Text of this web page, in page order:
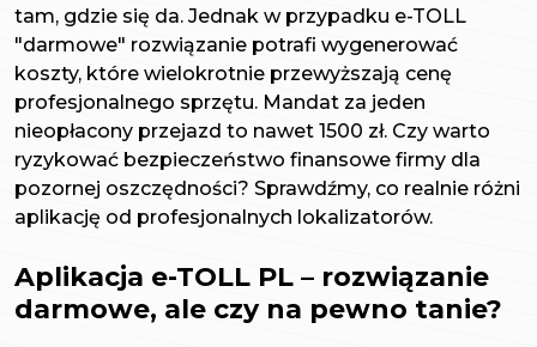
tam, gdzie się da. Jednak w przypadku e-TOLL
"darmowe" rozwiązanie potrafi wygenerować
koszty, które wielokrotnie przewyższają cenę
profesjonalnego sprzętu. Mandat za jeden
nieopłacony przejazd to nawet 1500 zł. Czy warto
ryzykować bezpieczeństwo finansowe firmy dla
pozornej oszczędności? Sprawdźmy, co realnie różni
aplikację od profesjonalnych lokalizatorów.
Aplikacja e-TOLL PL – rozwiązanie
darmowe, ale czy na pewno tanie?